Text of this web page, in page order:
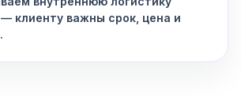
клиенту важны срок, цена и